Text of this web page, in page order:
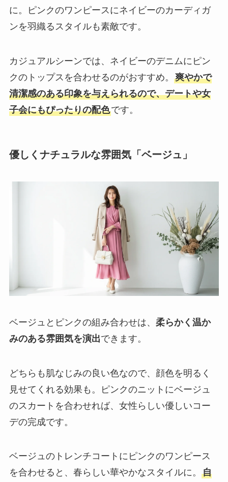
に。ピンクのワンピースにネイビーのカーディガ
ンを羽織るスタイルも素敵です。
カジュアルシーンでは、ネイビーのデニムにピン
クのトップスを合わせるのがおすすめ。 爽やかで
清潔感のある印象を与えられるので、デートや女
子会にもぴったりの配色です。
優しくナチュラルな雰囲気「ベージュ」
ベージュとピンクの組み合わせは、 柔らかく温か
みのある雰囲気を演出できます。
どちらも肌なじみの良い色なので、顔色を明るく
見せてくれる効果も。ピンクのニットにベージュ
のスカートを合わせれば、女性らしい優しいコー
デの完成です。
ベージュのトレンチコートにピンクのワンピース
を合わせると、春らしい華やかなスタイルに。 自